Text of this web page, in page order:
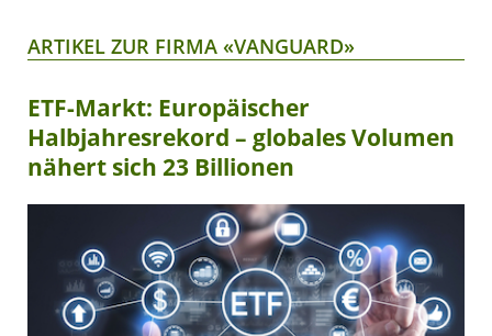
ARTIKEL ZUR FIRMA «VANGUARD»
ETF-Markt: Europäischer
Halbjahresrekord – globales Volumen
nähert sich 23 Billionen